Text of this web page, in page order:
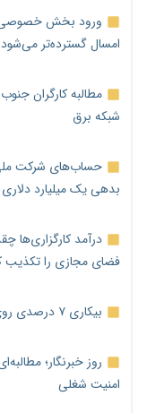
ورود بخش خصوصی
امسال گسترده‌تر می‌شود
مطالبه کارگران
شبکه برق
حساب‌های شرکت
بدهی یک میلیارد دلاری
درآمد کارگزاری‌ها
فضای مجازی را تکذیب
بیکاری ۷ درصدی روی کاغذ؛ آیا در واقعیت هم این چنین است؟
روز خبرنگار؛
امنیت شغلی